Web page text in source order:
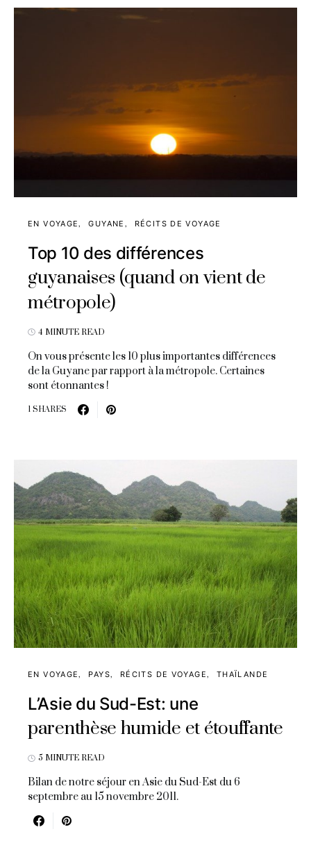
EN VOYAGE GUYANE RÉCITS DE VOYAGE
Top 10 des différences
guyanaises (quand on vient de
métropole)
4 MINUTE READ
On vous présente les 10 plus importantes différences
de la Guyane par rapport à la métropole. Certaines
sont étonnantes !
1 SHARES
EN VOYAGE PAYS RÉCITS DE VOYAGE THAÏLANDE
L’Asie du Sud-Est: une
parenthèse humide et étouffante
5 MINUTE READ
Bilan de notre séjour en Asie du Sud-Est du 6
septembre au 15 novembre 2011.